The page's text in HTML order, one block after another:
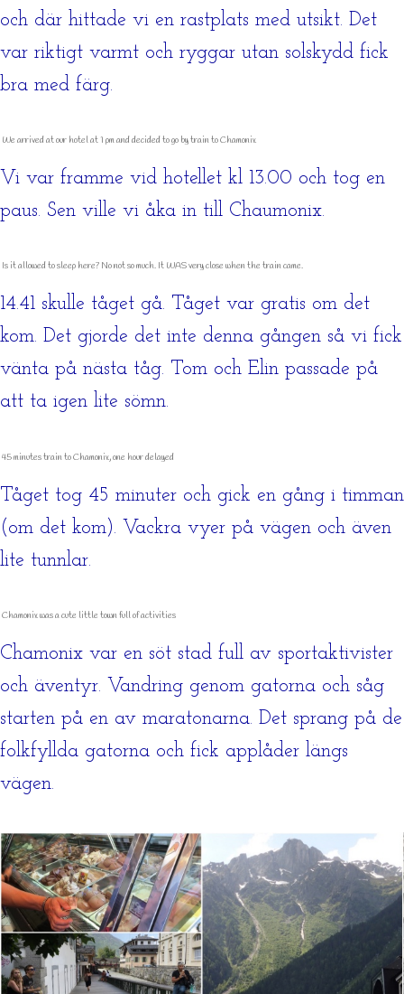
och där hittade vi en rastplats med utsikt. Det
var riktigt varmt och ryggar utan solskydd fick
bra med färg.
We arrived at our hotel at 1 pm and decided to go by train to Chamonix
Vi var framme vid hotellet kl 13.00 och tog en
paus. Sen ville vi åka in till Chaumonix.
Is it allowed to sleep here? No not so much. It WAS very close when the train came.
14.41 skulle tåget gå. Tåget var gratis om det
kom. Det gjorde det inte denna gången så vi fick
vänta på nästa tåg. Tom och Elin passade på
att ta igen lite sömn.
45 minutes train to Chamonix, one hour delayed
Tåget tog 45 minuter och gick en gång i timman
(om det kom). Vackra vyer på vägen och även
lite tunnlar.
Chamonix was a cute little town full of activities
Chamonix var en söt stad full av sportaktivister
och äventyr. Vandring genom gatorna och såg
starten på en av maratonarna. Det sprang på de
folkfyllda gatorna och fick applåder längs
vägen.